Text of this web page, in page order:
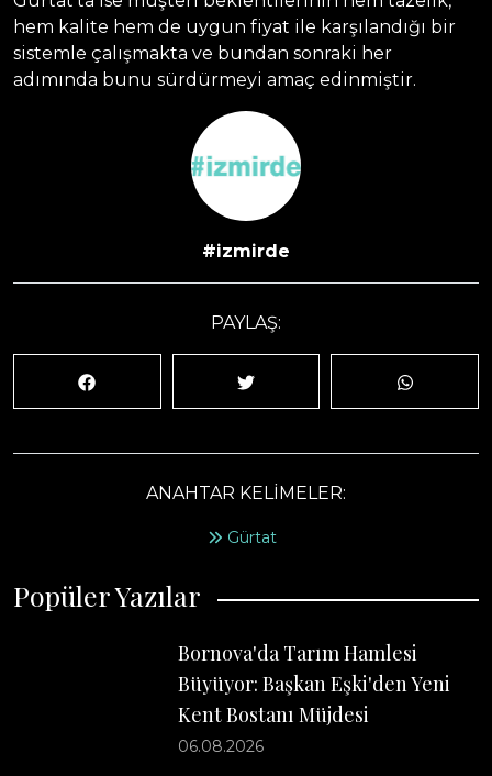
#izmirde
PAYLAŞ:
ANAHTAR KELİMELER:
Gürtat
hem kalite hem de uygun fiyat ile karşılandığı bir
sistemle çalışmakta ve bundan sonraki her
adımında bunu sürdürmeyi amaç edinmiştir.
Popüler Yazılar
Bornova'da Tarım Hamlesi
Büyüyor: Başkan Eşki'den Yeni
Kent Bostanı Müjdesi
06.08.2026